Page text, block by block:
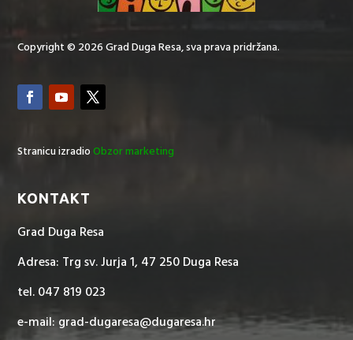
Copyright © 2026 Grad Duga Resa, sva prava pridržana.
Stranicu izradioObzor marketing
KONTAKT
Grad Duga Resa
Adresa: Trg sv. Jurja 1, 47 250 Duga Resa
tel. 047 819 023
e-mail: grad-dugaresa@dugaresa.hr